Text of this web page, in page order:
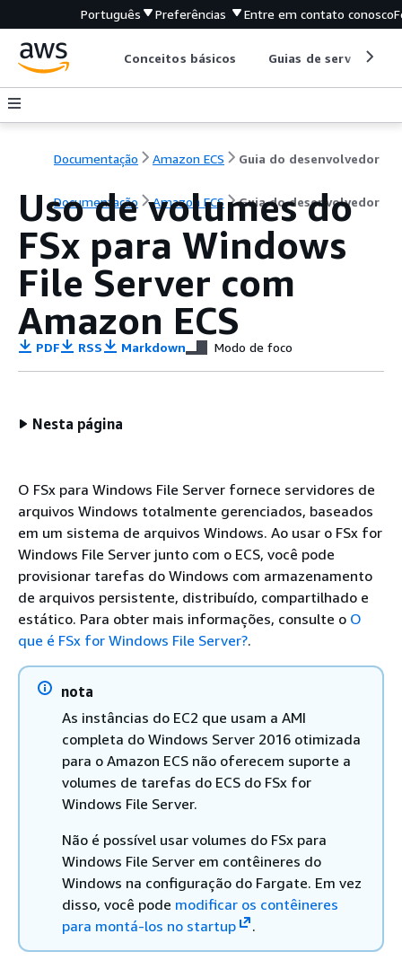
Português Preferências Entre em contato conosco
Conceitos básicos Guias de serviço
Documentação Amazon ECS Guia do desenvolvedor
Documentação Amazon ECS Guia do desenvolvedor
Uso de volumes do
FSx para Windows
File Server com
Amazon ECS
PDF RSS Markdown Modo de foco
Nesta página
O FSx para Windows File Server fornece servidores de
arquivos Windows totalmente gerenciados, baseados
em um sistema de arquivos Windows. Ao usar o FSx for
Windows File Server junto com o ECS, você pode
provisionar tarefas do Windows com armazenamento
de arquivos persistente, distribuído, compartilhado e
estático. Para obter mais informações, consulte o O
que é FSx for Windows File Server?.
nota
As instâncias do EC2 que usam a AMI
completa do Windows Server 2016 otimizada
para o Amazon ECS não oferecem suporte a
volumes de tarefas do ECS do FSx for
Windows File Server.
Não é possível usar volumes do FSx para
Windows File Server em contêineres do
Windows na configuração do Fargate. Em vez
disso, você pode modificar os contêineres
para montá-los no startup
.